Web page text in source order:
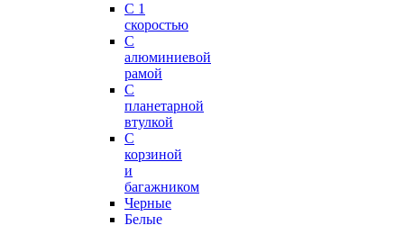
С 1
скоростью
С
алюминиевой
рамой
С
планетарной
втулкой
С
корзиной
и
багажником
Черные
Белые